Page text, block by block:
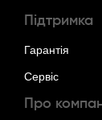
Підтримка
Гарантія
Сервіс
Про